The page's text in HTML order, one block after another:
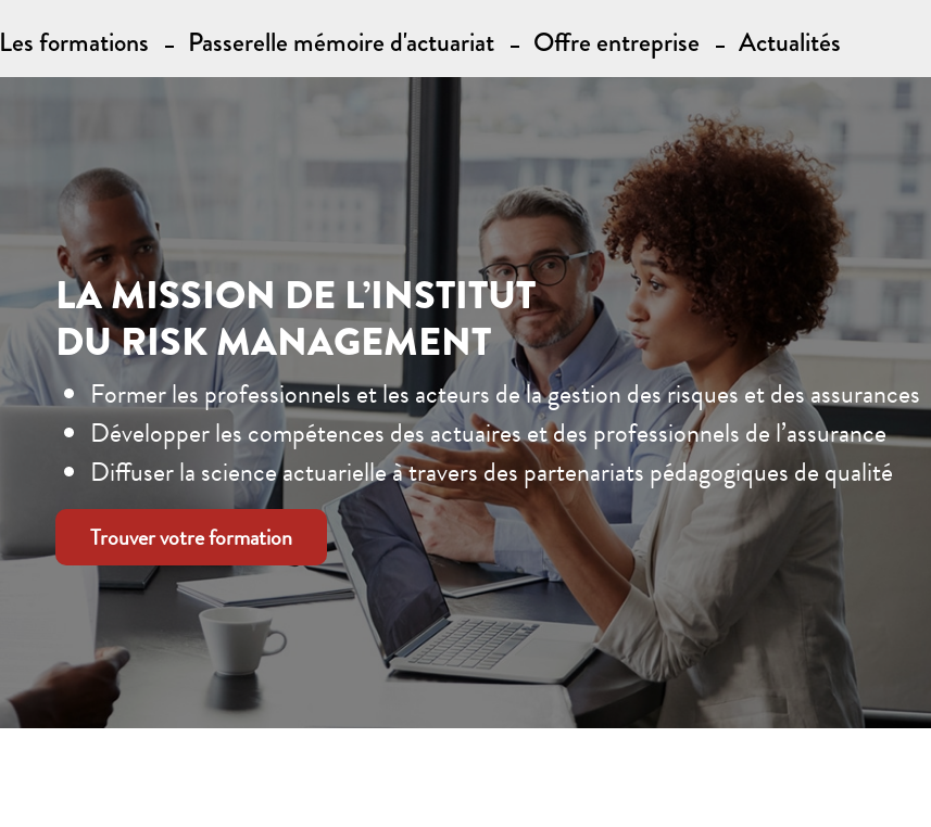
Les formations Passerelle mémoire d'actuariat Offre entreprise Actualités
LA MISSION DE L’INSTITUT
DU RISK MANAGEMENT
Former les professionnels et les acteurs de la gestion des risques et des assurances
Développer les compétences des actuaires et des professionnels de l’assurance
Diffuser la science actuarielle à travers des partenariats pédagogiques de qualité
Trouver votre formation